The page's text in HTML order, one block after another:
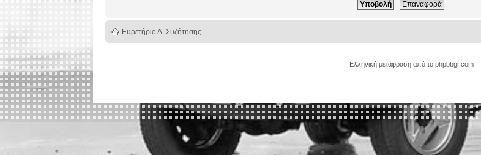
Ευρετήριο Δ. Συζήτησης
Ελληνική μετάφραση από το phpbbgr.com